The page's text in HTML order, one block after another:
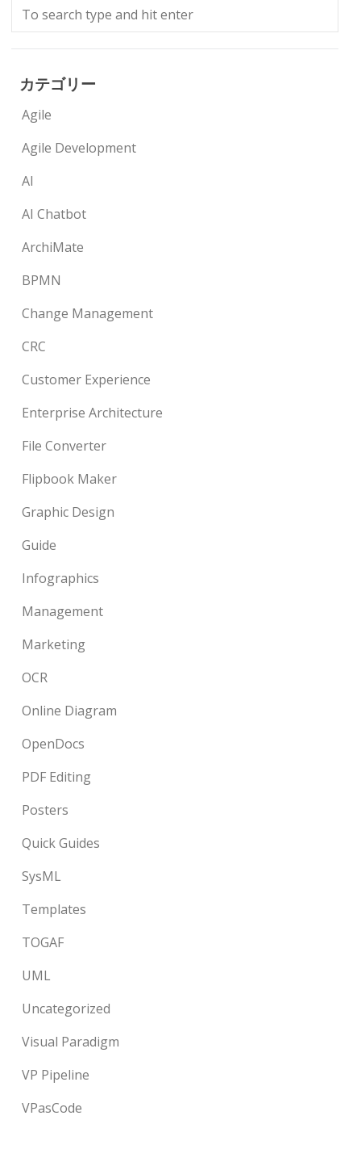
カテゴリー
Agile
Agile Development
AI
AI Chatbot
ArchiMate
BPMN
Change Management
CRC
Customer Experience
Enterprise Architecture
File Converter
Flipbook Maker
Graphic Design
Guide
Infographics
Management
Marketing
OCR
Online Diagram
OpenDocs
PDF Editing
Posters
Quick Guides
SysML
Templates
TOGAF
UML
Uncategorized
Visual Paradigm
VP Pipeline
VPasCode